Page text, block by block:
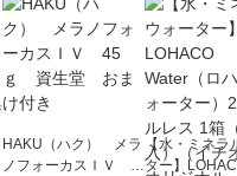
HAKU（ハク） メラ
ノフォーカスＩＶ 4
【水・ミネラ
ター】